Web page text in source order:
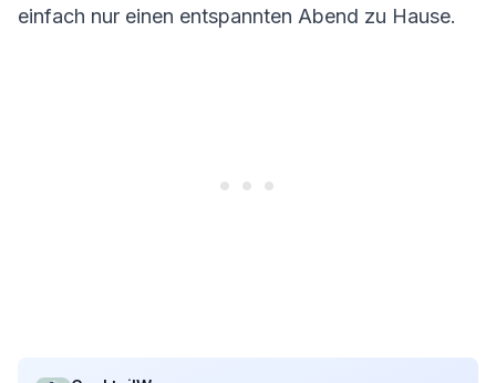
einfach nur einen entspannten Abend zu Hause.